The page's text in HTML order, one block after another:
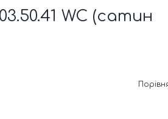
WC (сатин